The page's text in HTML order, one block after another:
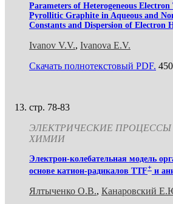
Parameters of Heterogeneous
Pyrollitic Graphite in Aqueous and
Constants and Dispersion of Electron
Ivanov V.V., Ivanova E.V.
Скачать полнотекстовый PDF.
стр. 78-83
ЭЛЕКТРИЧЕСКИЕ ПРОЦЕССЫ
ХИМИИ
Электрон-колебательная модель
основе катион-радикалов TTF+ и
Ялтыченко О.В., Канаровский